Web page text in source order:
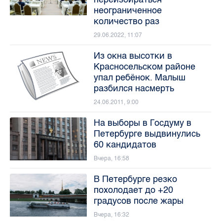
неограниченное
количество раз
29.06.2022, 11:07
Из окна высотки в
Красносельском районе
упал ребёнок. Малыш
разбился насмерть
24.06.2011, 9:00
На выборы в Госдуму в
Петербурге выдвинулись
60 кандидатов
Вчера, 16:58
В Петербурге резко
похолодает до +20
градусов после жары
Вчера, 16:32